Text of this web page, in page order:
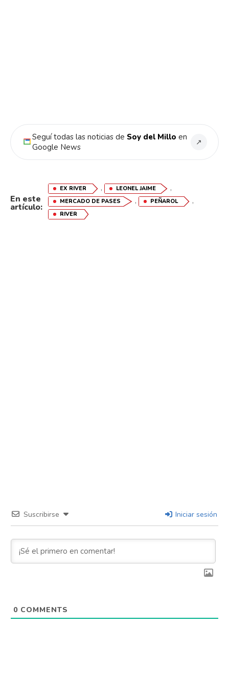
Seguí todas las noticias de Soy del Millo en
Google News
↗
En este
artículo:
EX RIVER , LEONEL JAIME ,
MERCADO DE PASES , PEÑAROL ,
RIVER
Suscribirse Iniciar sesión
0 COMMENTS